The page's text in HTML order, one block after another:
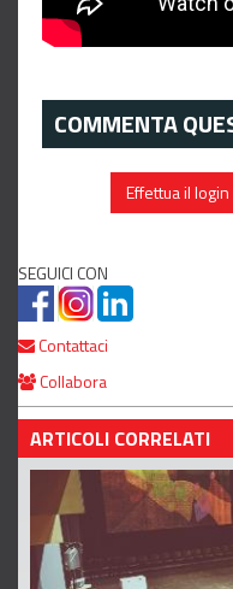
COMMENTA
Effettua il
SEGUICI CON
Contattaci
Collabora
ARTICOLI CORRELATI